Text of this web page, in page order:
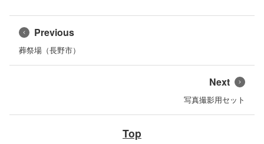
Previous
葬祭場（長野市）
Next
写真撮影用セット
Top